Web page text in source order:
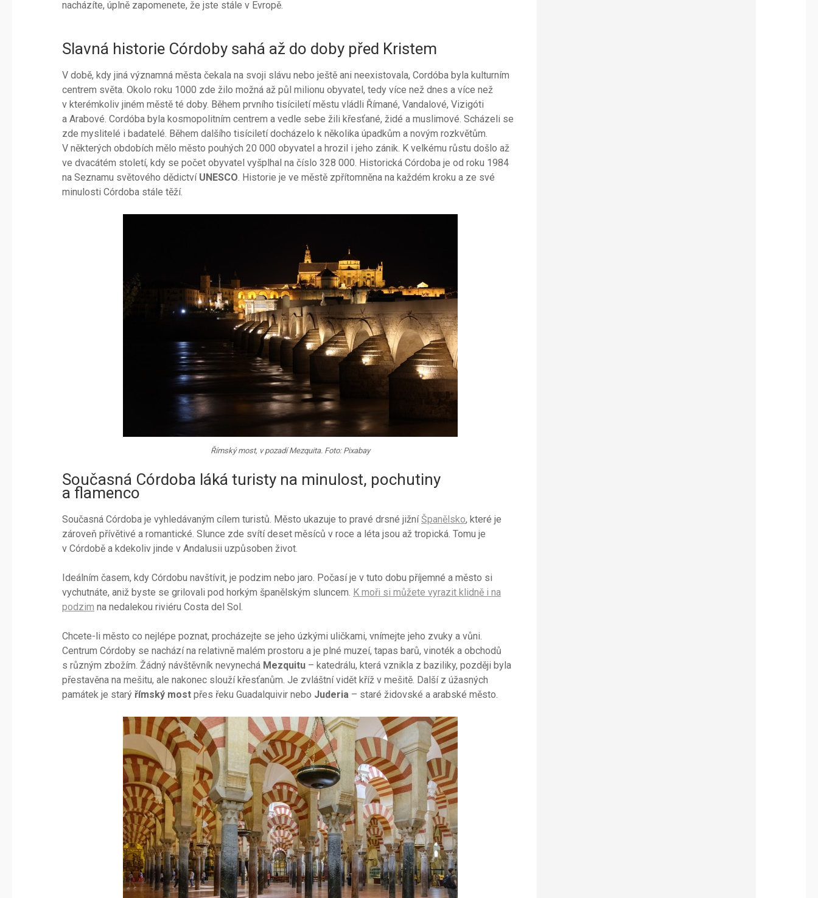
nacházíte, úplně zapomenete, že jste stále v Evropě.
Slavná historie Córdoby sahá až do doby před Kristem
V době, kdy jiná významná města čekala na svoji slávu nebo ještě ani neexistovala, Cordóba byla kulturním
centrem světa. Okolo roku 1000 zde žilo možná až půl milionu obyvatel, tedy více než dnes a více než
v kterémkoliv jiném městě té doby. Během prvního tisíciletí městu vládli Římané, Vandalové, Vizigóti
a Arabové. Cordóba byla kosmopolitním centrem a vedle sebe žili křesťané, židé a muslimové. Scházeli se
zde myslitelé i badatelé. Během dalšího tisíciletí docházelo k několika úpadkům a novým rozkvětům.
V některých obdobích mělo město pouhých 20 000 obyvatel a hrozil i jeho zánik. K velkému růstu došlo až
ve dvacátém století, kdy se počet obyvatel vyšplhal na číslo 328 000. Historická Córdoba je od roku 1984
na Seznamu světového dědictví UNESCO. Historie je ve městě zpřítomněna na každém kroku a ze své
minulosti Córdoba stále těží.
Římský most, v pozadí Mezquita. Foto: Pixabay
Současná Córdoba láká turisty na minulost, pochutiny
a flamenco
Současná Córdoba je vyhledávaným cílem turistů. Město ukazuje to pravé drsné jižníŠpanělsko, které je
zároveň přívětivé a romantické. Slunce zde svítí deset měsíců v roce a léta jsou až tropická. Tomu je
v Córdobě a kdekoliv jinde v Andalusii uzpůsoben život.
Ideálním časem, kdy Córdobu navštívit, je podzim nebo jaro. Počasí je v tuto dobu příjemné a město si
vychutnáte, aniž byste se grilovali pod horkým španělským sluncem. K moři si můžete vyrazit klidně i na
podzim na nedalekou riviéru Costa del Sol.
Chcete-li město co nejlépe poznat, procházejte se jeho úzkými uličkami, vnímejte jeho zvuky a vůni.
Centrum Córdoby se nachází na relativně malém prostoru a je plné muzeí, tapas barů, vinoték a obchodů
s různým zbožím. Žádný návštěvník nevynechá Mezquitu – katedrálu, která vznikla z baziliky, později byla
přestavěna na mešitu, ale nakonec slouží křesťanům. Je zvláštní vidět kříž v mešitě. Další z úžasných
památek je starý římský most přes řeku Guadalquivir nebo Juderia – staré židovské a arabské město.